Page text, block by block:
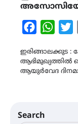
Facebook
ഇരിങ്ങാലക്കുട :
ആഭിമുഖ്യത്തിൽ
ആയുർവേദ
Search